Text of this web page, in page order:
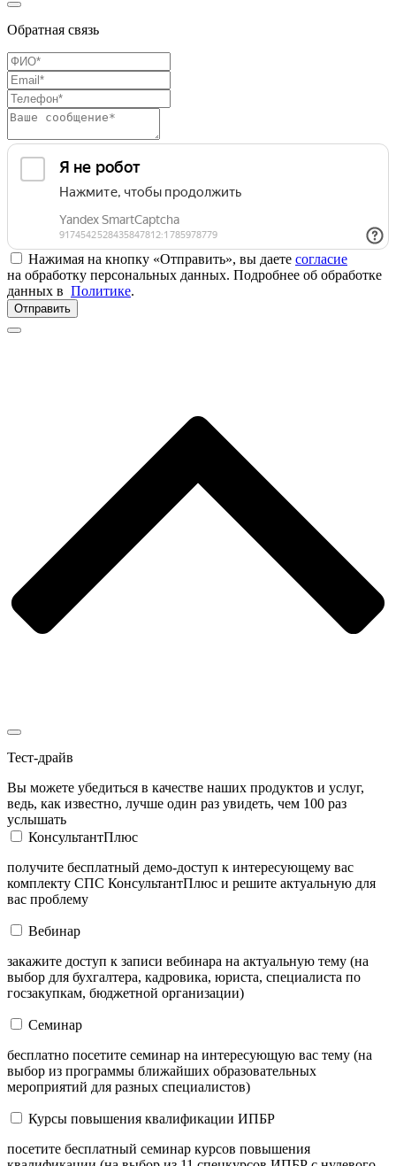
Обратная связь
Нажимая на кнопку «Отправить», вы даете согласие
на обработку персональных данных. Подробнее об обработке
данных в Политике.
Отправить
Тест-драйв
Вы можете убедиться в качестве наших продуктов и услуг,
ведь, как известно, лучше один раз увидеть, чем 100 раз
услышать
КонсультантПлюс
получите бесплатный демо-доступ к интересующему вас
комплекту СПС КонсультантПлюс и решите актуальную для
вас проблему
Вебинар
закажите доступ к записи вебинара на актуальную тему (на
выбор для бухгалтера, кадровика, юриста, специалиста по
госзакупкам, бюджетной организации)
Семинар
бесплатно посетите семинар на интересующую вас тему (на
выбор из программы ближайших образовательных
мероприятий для разных специалистов)
Курсы повышения квалификации ИПБР
посетите бесплатный семинар курсов повышения